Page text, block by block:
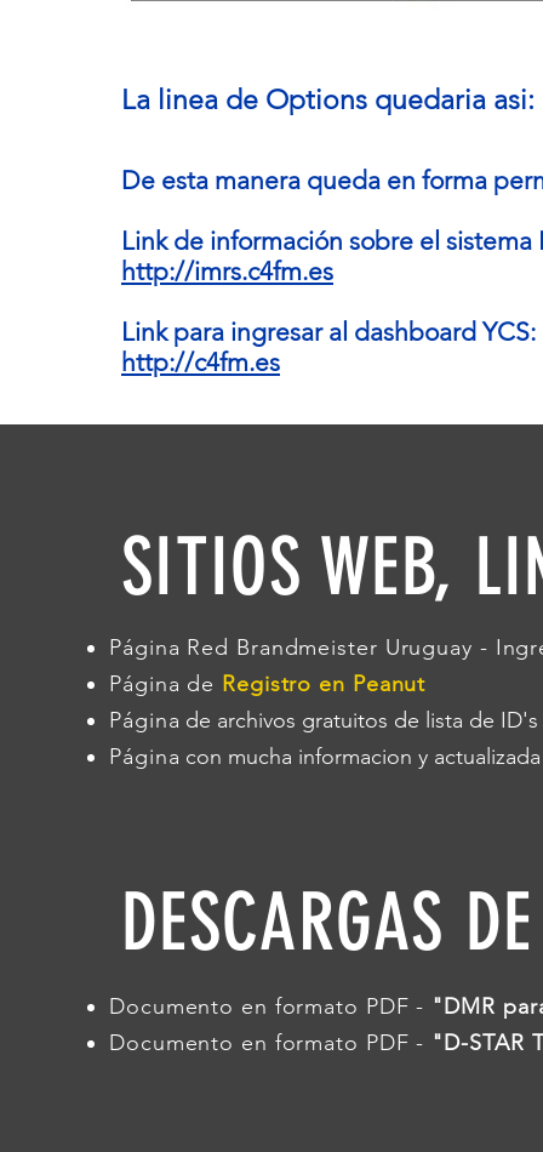
La linea de Options quedaria
De esta manera queda en forma
Link de información sobre el sistema
http://imrs.c4fm.es
Link para ingresar al dashboard YCS:
http://c4fm.es
SITIOS WEB,
Página Red Brandmeister Uruguay -
Página de Registro en Peanut
Página de archivos gratuitos de lista de
Página con mucha informacion y
DESCARGAS
Documento en formato PDF - "DMR
Documento en formato PDF - "D-STAR